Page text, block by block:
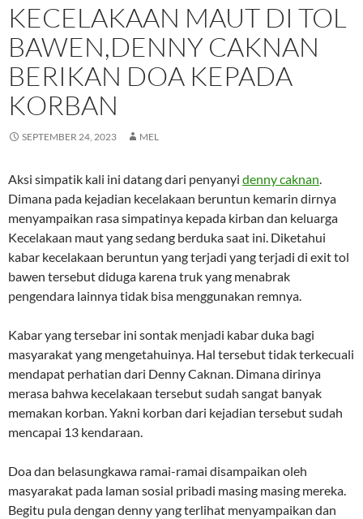
KECELAKAAN MAUT DI TOL
BAWEN,DENNY CAKNAN
BERIKAN DOA KEPADA
KORBAN
SEPTEMBER 24, 2023 MEL
Aksi simpatik kali ini datang dari penyanyi denny caknan.
Dimana pada kejadian kecelakaan beruntun kemarin dirnya
menyampaikan rasa simpatinya kepada kirban dan keluarga
Kecelakaan maut yang sedang berduka saat ini. Diketahui
kabar kecelakaan beruntun yang terjadi yang terjadi di exit tol
bawen tersebut diduga karena truk yang menabrak
pengendara lainnya tidak bisa menggunakan remnya.
Kabar yang tersebar ini sontak menjadi kabar duka bagi
masyarakat yang mengetahuinya. Hal tersebut tidak terkecuali
mendapat perhatian dari Denny Caknan. Dimana dirinya
merasa bahwa kecelakaan tersebut sudah sangat banyak
memakan korban. Yakni korban dari kejadian tersebut sudah
mencapai 13 kendaraan.
Doa dan belasungkawa ramai-ramai disampaikan oleh
masyarakat pada laman sosial pribadi masing masing mereka.
Begitu pula dengan denny yang terlihat menyampaikan dan